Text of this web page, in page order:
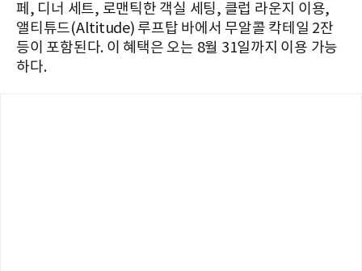
페, 디너 세트, 로맨틱한 객실 세팅, 클럽 라운지 이용,
앨티튜드(Altitude) 루프탑 바에서 무알콜 칵테일 2잔
등이 포함된다. 이 혜택은 오는 8월 31일까지 이용 가능
하다.